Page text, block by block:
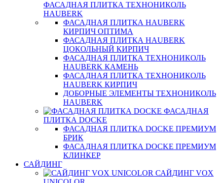
ФАСАДНАЯ ПЛИТКА ТЕХНОНИКОЛЬ
HAUBERK
ФАСАДНАЯ ПЛИТКА HAUBERK
КИРПИЧ ОПТИМА
ФАСАДНАЯ ПЛИТКА HAUBERK
ЦОКОЛЬНЫЙ КИРПИЧ
ФАСАДНАЯ ПЛИТКА ТЕХНОНИКОЛЬ
HAUBERK КАМЕНЬ
ФАСАДНАЯ ПЛИТКА ТЕХНОНИКОЛЬ
HAUBERK КИРПИЧ
ДОБОРНЫЕ ЭЛЕМЕНТЫ ТЕХНОНИКОЛЬ
HAUBERK
ФАСАДНАЯ
ПЛИТКА DOCKE
ФАСАДНАЯ ПЛИТКА DOCKE ПРЕМИУМ
БРИК
ФАСАДНАЯ ПЛИТКА DOCKE ПРЕМИУМ
КЛИНКЕР
САЙДИНГ
САЙДИНГ VOX